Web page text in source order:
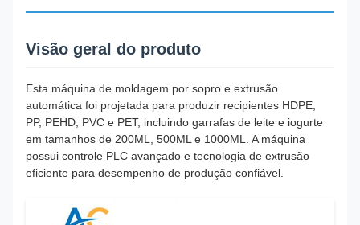
Visão geral do produto
Esta máquina de moldagem por sopro e extrusão
automática foi projetada para produzir recipientes HDPE,
PP, PEHD, PVC e PET, incluindo garrafas de leite e iogurte
em tamanhos de 200ML, 500ML e 1000ML. A máquina
possui controle PLC avançado e tecnologia de extrusão
eficiente para desempenho de produção confiável.